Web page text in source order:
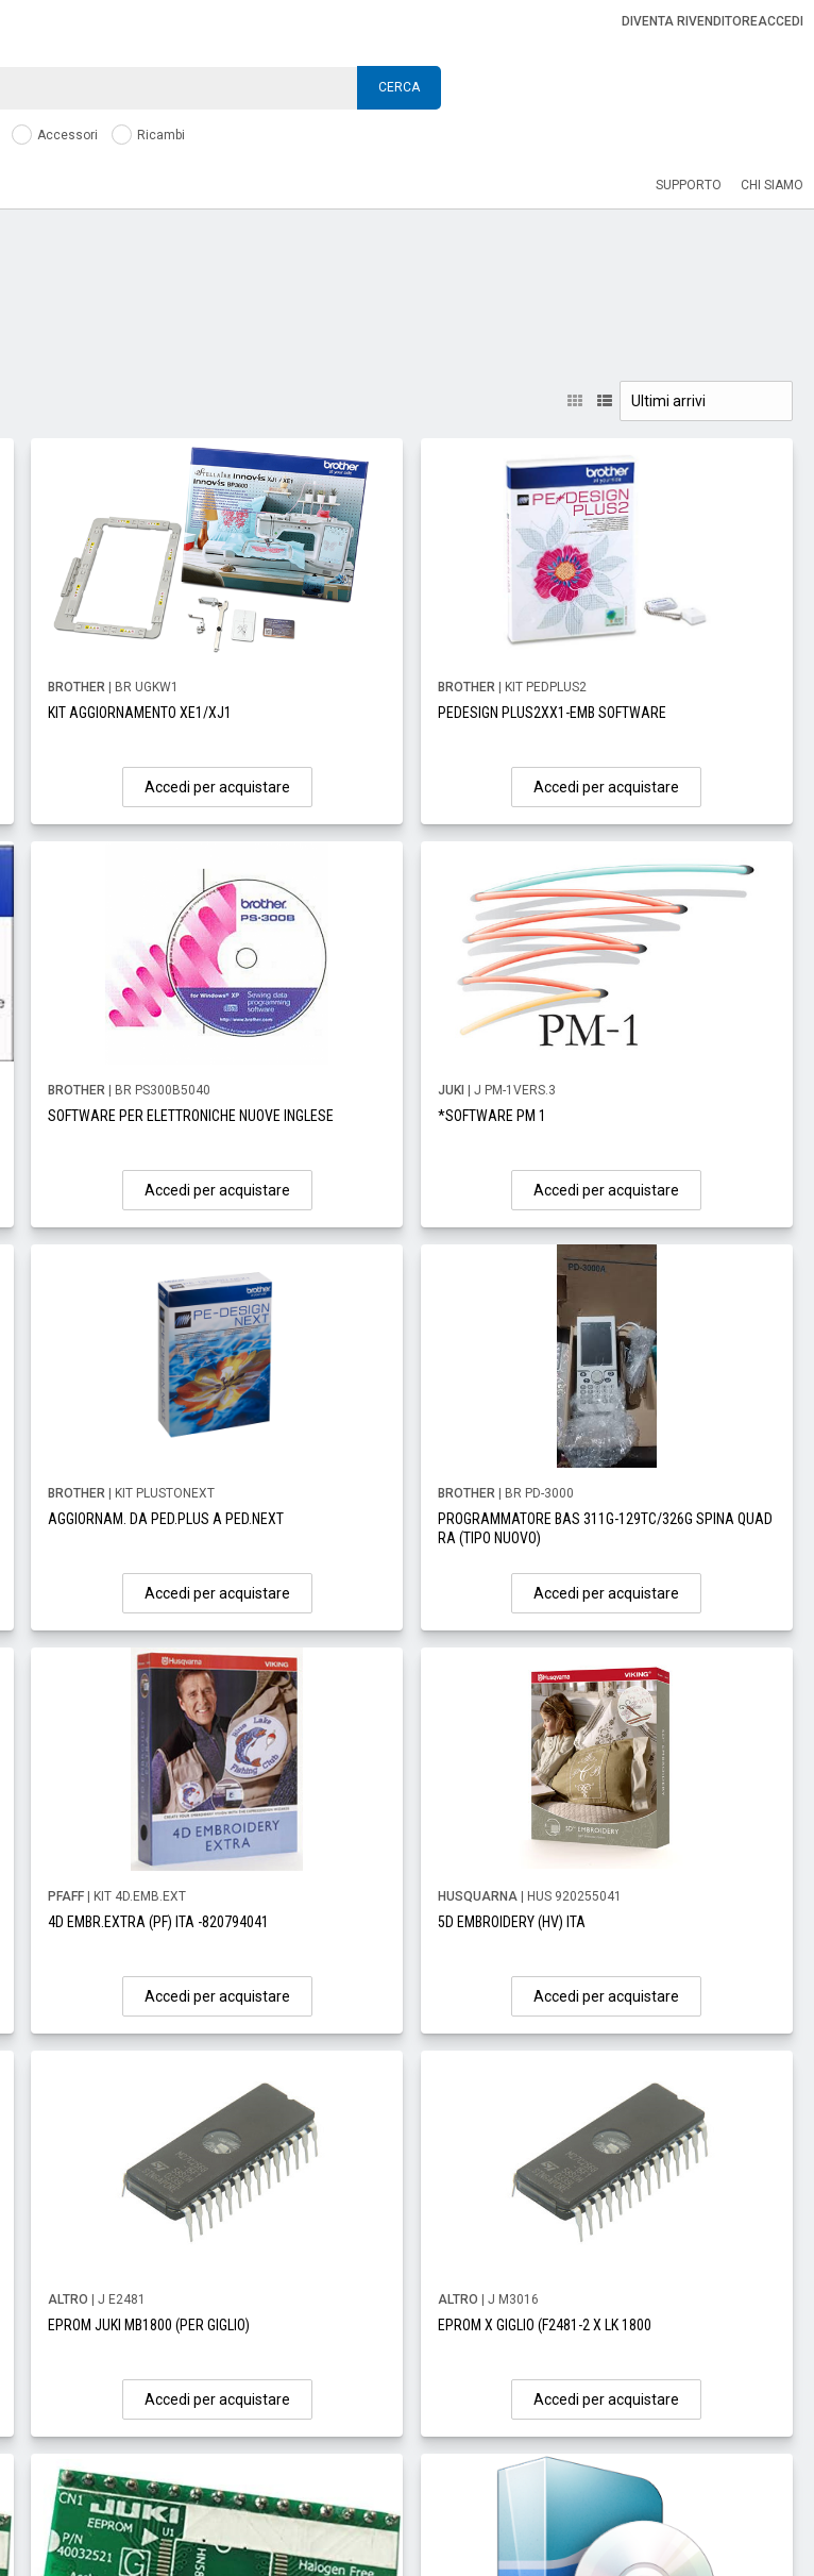
DIVENTA RIVENDITOREACCEDI
CERCA
Accessori Ricambi
SUPPORTO CHI SIAMO
BROTHER | BR UGKW1
KIT AGGIORNAMENTO XE1/XJ1
Accedi per acquistare
BROTHER| KIT PEDPLUS2
PEDESIGN PLUS2XX1-EMB SOFTWARE
Accedi per acquistare
BROTHER | BR PS300B5040
SOFTWARE PER ELETTRONICHE NUOVE INGLESE
Accedi per acquistare
JUKI | J PM-1VERS.3
*SOFTWARE PM 1
Accedi per acquistare
BROTHER | KIT PLUSTONEXT
AGGIORNAM. DA PED.PLUS A PED.NEXT
Accedi per acquistare
BROTHER| BR PD-3000
PROGRAMMATORE BAS 311G-129TC/326G SPINA QUAD
RA (TIPO NUOVO)
Accedi per acquistare
PFAFF | KIT 4D.EMB.EXT
4D EMBR.EXTRA (PF) ITA -820794041
Accedi per acquistare
HUSQUARNA| HUS 920255041
5D EMBROIDERY (HV) ITA
Accedi per acquistare
ALTRO | J E2481
EPROM JUKI MB1800 (PER GIGLIO)
Accedi per acquistare
ALTRO | J M3016
EPROM X GIGLIO (F2481-2 X LK 1800
Accedi per acquistare